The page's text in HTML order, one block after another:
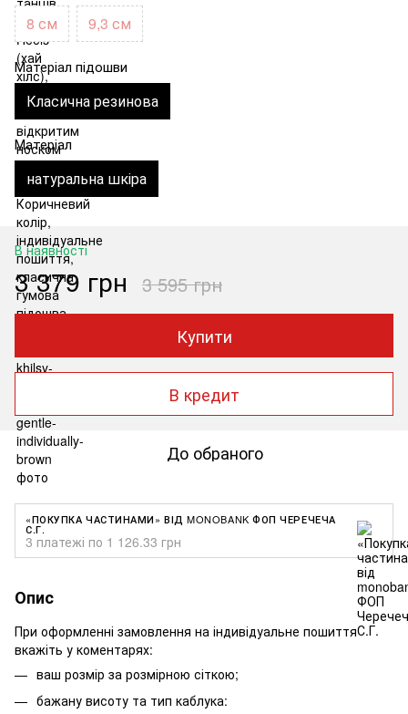
8 см 9,3 см
Матеріал підошви
Класична резинова
Матеріал
натуральна шкіра
В наявності
3 379 грн 3 595 грн
Купити
В кредит
До обраного
«ПОКУПКА ЧАСТИНАМИ» ВІД MONOBANK ФОП ЧЕРЕЧЕЧА
С.Г.
3 платежі по 1 126.33 грн
Опис
При оформленні замовлення на індивідуальне пошиття
вкажіть у коментарях:
ваш розмір за розмірною сіткою;
бажану висоту та тип каблука: